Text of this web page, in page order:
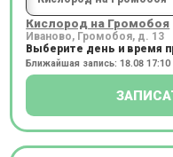
Кислород на Громобоя
Иваново, Громобоя, д. 13
Выберите день и время
Ближайшая запись: 18.08 17:10